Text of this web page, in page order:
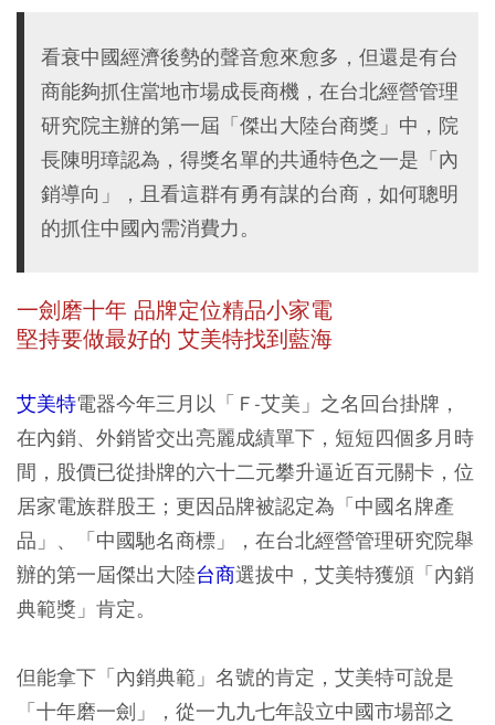
看衰中國經濟後勢的聲音愈來愈多，但還是有台
商能夠抓住當地市場成長商機，在台北經營管理
研究院主辦的第一屆「傑出大陸台商獎」中，院
長陳明璋認為，得獎名單的共通特色之一是「內
銷導向」，且看這群有勇有謀的台商，如何聰明
的抓住中國內需消費力。
一劍磨十年 品牌定位精品小家電
堅持要做最好的 艾美特找到藍海
艾美特電器今年三月以「Ｆ-艾美」之名回台掛牌，
在內銷、外銷皆交出亮麗成績單下，短短四個多月時
間，股價已從掛牌的六十二元攀升逼近百元關卡，位
居家電族群股王；更因品牌被認定為「中國名牌產
品」、「中國馳名商標」，在台北經營管理研究院舉
辦的第一屆傑出大陸台商選拔中，艾美特獲頒「內銷
典範獎」肯定。
但能拿下「內銷典範」名號的肯定，艾美特可說是
「十年磨一劍」，從一九九七年設立中國市場部之